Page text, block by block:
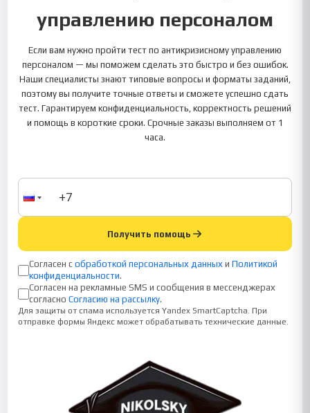
управлению персоналом
Если вам нужно пройти тест по антикризисному управлению
персоналом — мы поможем сделать это быстро и без ошибок.
Наши специалисты знают типовые вопросы и форматы заданий,
поэтому вы получите точные ответы и сможете успешно сдать
тест. Гарантируем конфиденциальность, корректность решений
и помощь в короткие сроки. Срочные заказы выполняем от 1
часа.
Получить помощь
Согласен с обработкой персональных данных и Политикой
конфиденциальности.
Согласен на рекламные SMS и сообщения в мессенджерах
согласно Согласию на рассылку.
Для защиты от спама используется Yandex SmartCaptcha. При
отправке формы Яндекс может обрабатывать технические данные.